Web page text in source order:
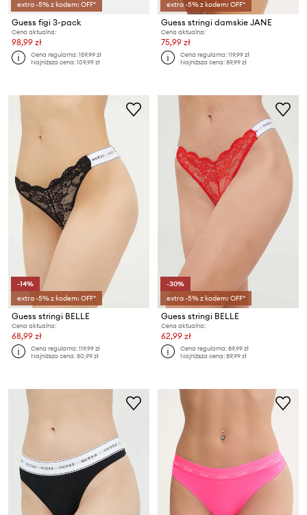
extra -5% z kodem: OFF*
Guess figi 3-pack
Cena aktualna:
98,99 zł
Cena regularna:159,99 zł
Najniższa cena:109,99 zł
extra -5% z kodem: OFF*
Guess stringi damskie JANE
Cena aktualna:
75,99 zł
Cena regularna:119,99 zł
Najniższa cena:89,99 zł
-14%
extra -5% z kodem: OFF*
Guess stringi BELLE
Cena aktualna:
68,99 zł
Cena regularna:119,99 zł
Najniższa cena:80,99 zł
-30%
extra -5% z kodem: OFF*
Guess stringi BELLE
Cena aktualna:
62,99 zł
Cena regularna:89,99 zł
Najniższa cena:89,99 zł